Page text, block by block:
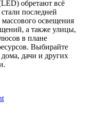
обретают всё
последней
массового освещения
а также улицы,
в плане
Выбирайте
дачи и других